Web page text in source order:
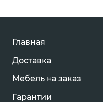
Главная
Доставка
Мебель на заказ
Гарантии